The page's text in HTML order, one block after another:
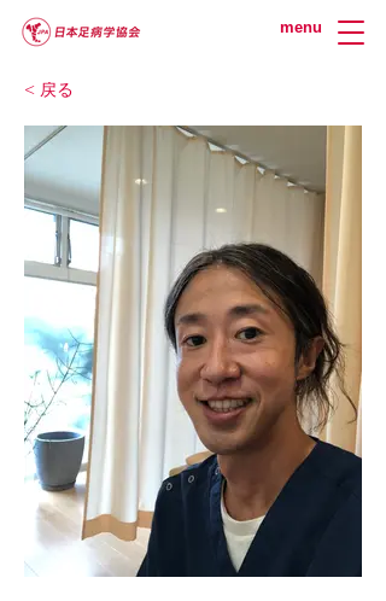
menu
< 戻る